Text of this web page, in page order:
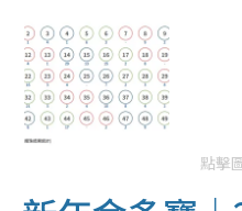
點擊